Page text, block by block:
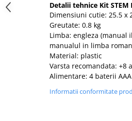
Detalii tehnice Kit
Dimensiuni cutie: 25.5 x
Greutate: 0.8 kg
Limba: engleza
manualul in limba
Material: plastic
Varsta recomandata: +8
Alimentare: 4 baterii
Informatii conformitate